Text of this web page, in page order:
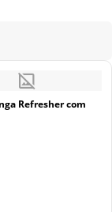
Refresher com